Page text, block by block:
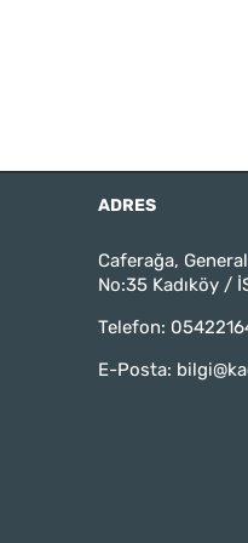
ADRES
Caferağa,
No:35 Kadıköy /
Telefon:
E-Posta: